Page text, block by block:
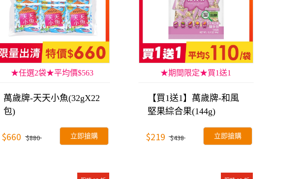
★任選2袋★平均價$563
萬歲牌-天天小魚(32gX22
包)
$660 $880 立即搶購
★期間限定★買1送1
【買1送1】萬歲牌-和風
堅果綜合果(144g)
$219 $438 立即搶購